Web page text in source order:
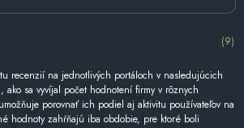
(9)
recenzií na jednotlivých portáloch v nasledujúcich
sa vyvíjal počet hodnotení firmy v rôznych
porovnať ich podiel aj aktivitu používateľov na
hodnoty zahŕňajú iba obdobie, pre ktoré boli